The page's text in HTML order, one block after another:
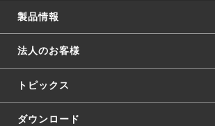
製品情報
法人のお客様
トピックス
ダウンロード